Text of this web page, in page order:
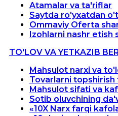
Atamalar va ta'riflar
Saytda ro'yxatdan
Ommaviy Oferta
Izohlarni nashr etish
TO'LOV VA YETKAZIB
Mahsulot narxi va
Tovarlarni topshirish
Mahsulot sifati va
Sotib oluvchining
«10X Narx farqi